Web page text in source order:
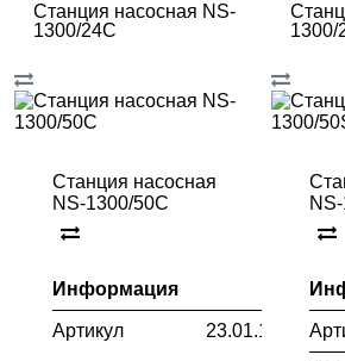
Станция насосная NS-
1300/24C
1300/
Станция насосная
NS-1300/50C
Информация
Артикул 23.01.114.056